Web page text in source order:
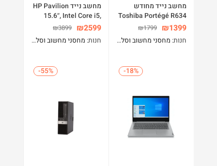
מחשב נייד מחודש
Toshiba Portégé R634
13.3″ Core i5 4300U
8GB RAM 256GB SSD
Win 10
₪1399
₪1799
חנות: מחסני מחשוב וסלולר
מחשב נייד HP Pavilion
15.6″, Intel Core i5,
8GB RAM, 512GB
Lunar Gold
₪2599
₪3899
חנות: מחסני מחשוב וסלולר
-18%
-55%